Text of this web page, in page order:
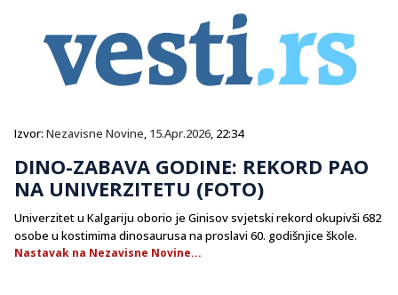
Izvor: Nezavisne Novine, 15.Apr.2026, 22:34
DINO-ZABAVA GODINE: REKORD PAO
NA UNIVERZITETU (FOTO)
​Univerzitet u Kalgariju oborio je Ginisov svjetski rekord okupivši 682
osobe u kostimima dinosaurusa na proslavi 60. godišnjice škole.
Nastavak na Nezavisne Novine...